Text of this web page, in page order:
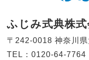
ふじみ式典株式
〒242-0018 神奈川
TEL：0120-64-7764